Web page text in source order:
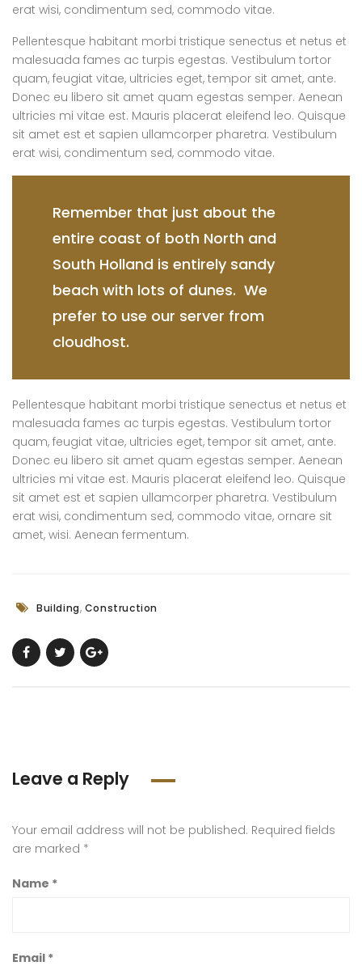
erat wisi, condimentum sed, commodo vitae.
Pellentesque habitant morbi tristique senectus et netus et
malesuada fames ac turpis egestas. Vestibulum tortor
quam, feugiat vitae, ultricies eget, tempor sit amet, ante.
Donec eu libero sit amet quam egestas semper. Aenean
ultricies mi vitae est. Mauris placerat eleifend leo. Quisque
sit amet est et sapien ullamcorper pharetra. Vestibulum
erat wisi, condimentum sed, commodo vitae.
Remember that just about the
entire coast of both North and
South Holland is entirely sandy
beach with lots of dunes. We
prefer to use our server from
cloudhost.
Pellentesque habitant morbi tristique senectus et netus et
malesuada fames ac turpis egestas. Vestibulum tortor
quam, feugiat vitae, ultricies eget, tempor sit amet, ante.
Donec eu libero sit amet quam egestas semper. Aenean
ultricies mi vitae est. Mauris placerat eleifend leo. Quisque
sit amet est et sapien ullamcorper pharetra. Vestibulum
erat wisi, condimentum sed, commodo vitae, ornare sit
amet, wisi. Aenean fermentum.
Building, Construction
Leave a Reply
Your email address will not be published. Required fields
are marked *
Name *
Email *